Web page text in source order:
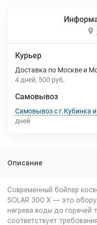
Курьер
Доставка по Москве и
4 дней 500 руб.
Самовывоз
Самовывоз с г.Кубинка и
дней
Описание
Современный бойлер
SOLAR 300 X — это
нагрева воды до горячей
соответствует